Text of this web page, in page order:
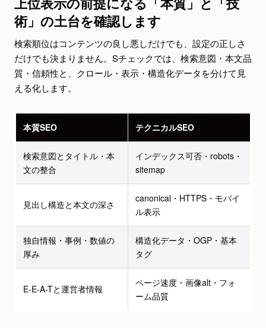
術」の土台を確認します
検索順位はコンテンツの良し悪しだけでも、設定の正しさ
だけでも決まりません。Sチェックでは、検索意図・本文品
質・信頼性と、クロール・表示・構造化データを分けて見
える化します。
本質SEO テクニカルSEO
検索意図とタイトル・本
文の整合
インデックス可否・robots・
sitemap
見出し構造と本文の深さ
canonical・HTTPS・モバイ
ル表示
独自情報・事例・数値の
厚み
構造化データ・OGP・基本
タグ
E-E-A-Tと運営者情報
ページ速度・画像alt・フォ
ーム品質